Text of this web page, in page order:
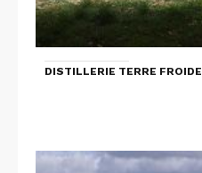
DISTILLERIE TERRE FROIDE